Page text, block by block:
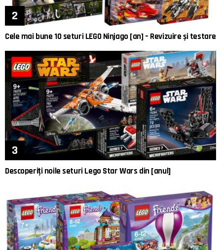
Cele mai bune 10 seturi LEGO Ninjago [an] – Revizuire și testare
Descoperiți noile seturi Lego Star Wars din [anul]